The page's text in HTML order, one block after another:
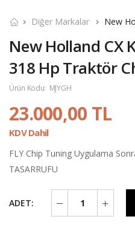
Diğer Markalar New
New Holland CX
318 Hp Traktör
Ürün Kodu: MJYGH
23.000,00 TL
KDV Dahil
FLY Chip Tuning Uygulama
TASARRUFU
ADET: